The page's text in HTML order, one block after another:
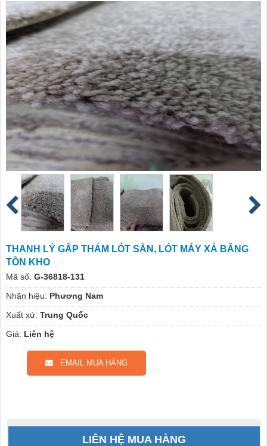
THANH LÝ GẤP THẢM LÓT SÀN, LÓT MÁY XẢ BĂNG
TỒN KHO
Mã số: G-36818-131
Nhãn hiệu: Phương Nam
Xuất xứ: Trung Quốc
Giá: Liên hệ
EMAIL MUA HÀNG
LIÊN HỆ MUA HÀNG